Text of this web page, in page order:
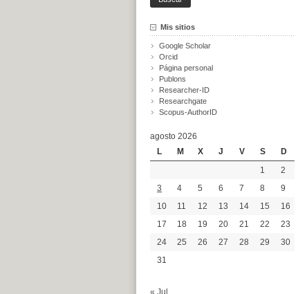
Mis sitios
Google Scholar
Orcid
Página personal
Publons
Researcher-ID
Researchgate
Scopus-AuthorID
agosto 2026
L
M X J V S
D
1
2
3
4 5 6 7 8
9
10
11 12 13 14 15
16
17
18 19 20 21 22
23
24
25 26 27 28 29
30
31
« Jul